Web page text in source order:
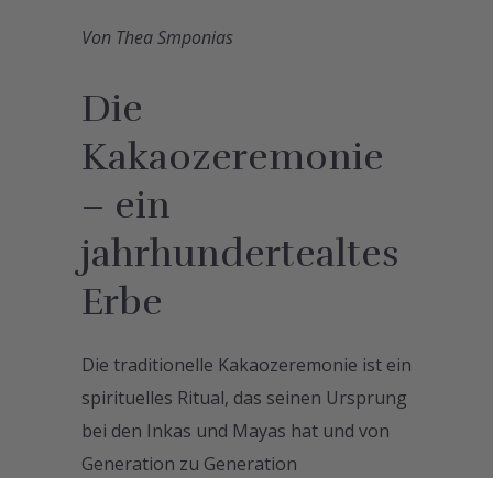
Von Thea Smponias
Die
Kakaozeremonie
– ein
jahrhundertealtes
Erbe
Die traditionelle Kakaozeremonie ist ein
spirituelles Ritual, das seinen Ursprung
bei den Inkas und Mayas hat und von
Generation zu Generation